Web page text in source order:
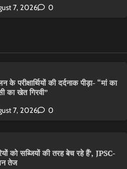
7, 2026 0
परीक्षार्थियों की दर्दनाक पीड़ा- “मां का
का खेत गिरवी”
7, 2026 0
को सब्जियों की तरह बेच रहे हैं’, JPSC-
तेज